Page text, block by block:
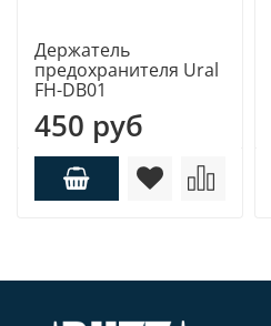
Держатель
предохранителя Ural
FH-DB01
450 руб